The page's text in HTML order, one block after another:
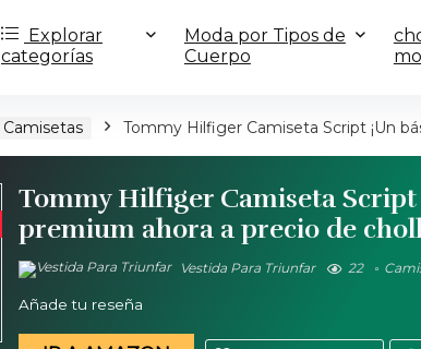
Explorar
categorías
Moda por Tipos de
Cuerpo
Camisetas Tommy Hilfiger Camiseta Script ¡Un
Tommy Hilfiger Camiseta Script
premium ahora a precio de
Vestida Para Triunfar 22
Añade tu reseña